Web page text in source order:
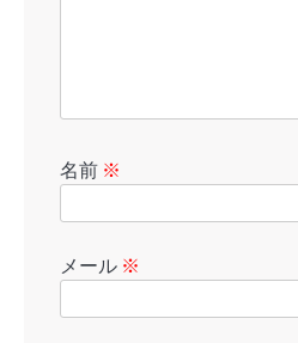
名前 ※
メール ※